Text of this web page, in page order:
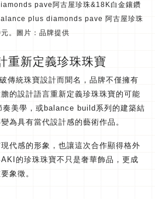
pave阿古屋珍珠&18K白金鑲鑽
plus diamonds pave 阿古屋珍珠
。圖片：品牌提供
重新定義珍珠珠寶
傳統珠寶設計而聞名， 品牌不僅擁有
的設計語言重新定義珍珠珠寶的可能
美學，或balance build系列的建築結
為具有當代設計感的藝術作品。
代感的形象， 也讓這次合作顯得格外
的珍珠珠寶不只是奢華飾品， 更成
象徵。